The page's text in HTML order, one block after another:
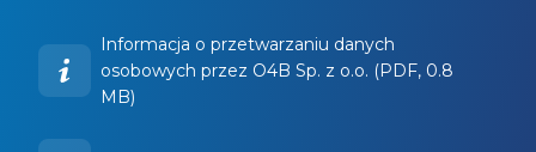
Informacja o przetwarzaniu danych
osobowych przez O4B Sp. z o.o. (PDF, 0.8
MB)